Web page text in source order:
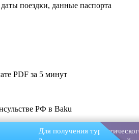
поездки, данные паспорта
PDF за 5 минут
РФ в Baku
Для получения